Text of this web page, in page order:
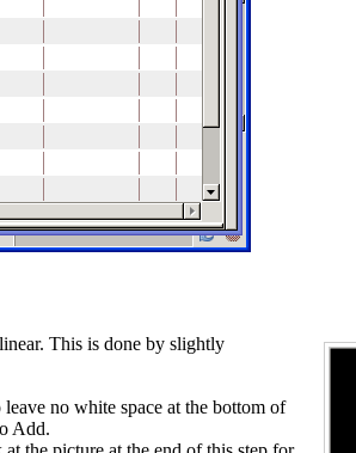
This is done by slightly
leave no white space at the bottom of
Add.